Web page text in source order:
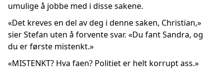
umulige å jobbe med i disse sakene.
«Det kreves en del av deg i denne saken, Christian,»
sier Stefan uten å forvente svar. «Du fant Sandra, og
du er første mistenkt.»
«MISTENKT? Hva faen? Politiet er helt korrupt ass.»